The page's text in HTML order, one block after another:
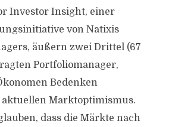
Investor Insight, einer
von Natixis
äußern zwei Drittel (67
Portfoliomanager,
Bedenken
Marktoptimismus.
dass die Märkte nach